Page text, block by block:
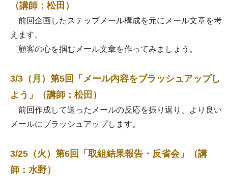
（講師：松田）
前回企画したステップメール構成を元にメール文章を考
えます。
顧客の心を掴むメール文章を作ってみましょう。
3/3（月）第5回「メール内容をブラッシュアップし
よう」（講師：松田）
前回作成して送ったメールの反応を振り返り、より良い
メールにブラッシュアップします。
3/25（火）第6回「取組結果報告・反省会」（講
師：水野）